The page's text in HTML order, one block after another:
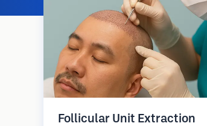
Follicular Unit Extraction